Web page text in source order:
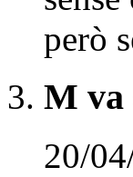
però
M
20/